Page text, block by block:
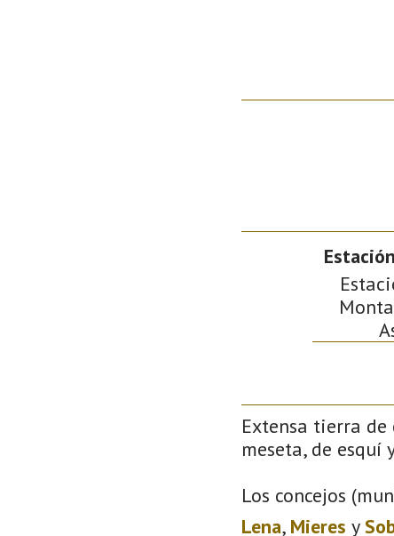
Extensa tierra de
meseta, de esquí
Los concejos
Lena, Mieres y